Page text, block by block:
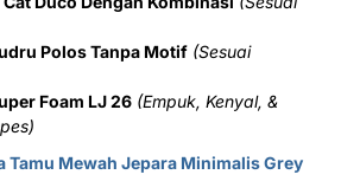
Polos Tanpa Motif (Sesuai
Foam LJ 26 (Empuk, Kenyal, &
Tamu Mewah Jepara Minimalis Grey